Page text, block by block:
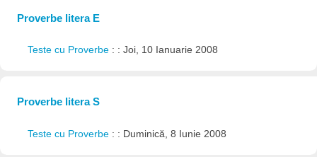
Proverbe litera E
Teste cu Proverbe : : Joi, 10 Ianuarie 2008
Proverbe litera S
Teste cu Proverbe : : Duminică, 8 Iunie 2008